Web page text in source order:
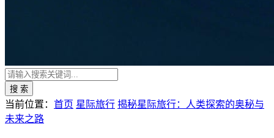
搜 索
当前位置： 首页 星际旅行 揭秘星际旅行：人类探索的奥秘与
未来之路